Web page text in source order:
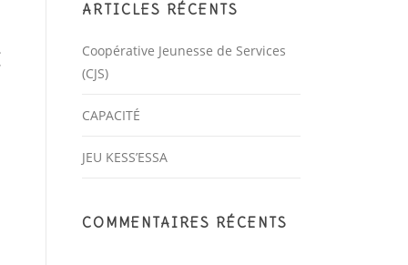
ARTICLES RÉCENTS
Coopérative Jeunesse de Services
(CJS)
CAPACITÉ
JEU KESS’ESSA
COMMENTAIRES RÉCENTS